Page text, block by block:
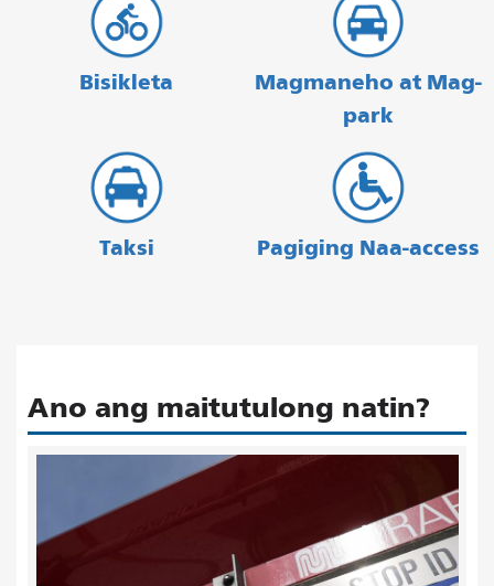
Bisikleta
Magmaneho at Mag-
park
Taksi Pagiging Naa-access
Ano ang maitutulong natin?